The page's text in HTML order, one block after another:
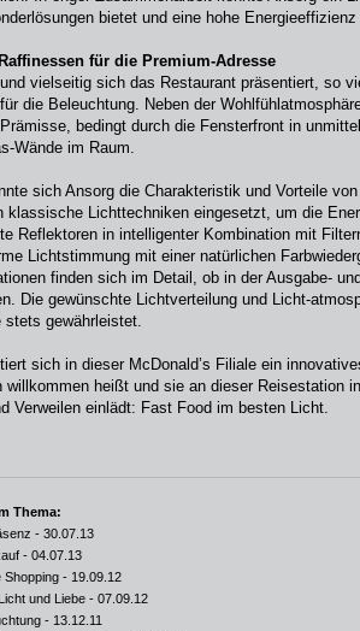
bietet und eine hohe
für die Premium-Adresse
vielseitig sich das Restaurant präsentiert, so
die Beleuchtung. Neben der
bedingt durch die Fensterfront in
Wände im Raum.
sich Ansorg die Charakteristik und Vorteile
klassische Lichttechniken eingesetzt, um die
Reflektoren in intelligenter Kombination mit
Lichtstimmung mit einer natürlichen
finden sich im Detail, ob in der Ausgabe-
Die gewünschte Lichtverteilung und Licht-
stets gewährleistet.
sich in dieser McDonald’s Filiale ein
willkommen heißt und sie an dieser Reisestation
Verweilen einlädt: Fast Food im besten Licht.
Thema:
- 30.07.13
- 04.07.13
Shopping - 19.09.12
und Liebe - 07.09.12
- 13.12.11